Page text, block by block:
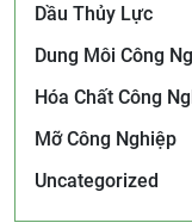
Dầu Thủy Lực
Dung Môi Công
Hóa Chất Công
Mỡ Công Nghiệp
Uncategorized